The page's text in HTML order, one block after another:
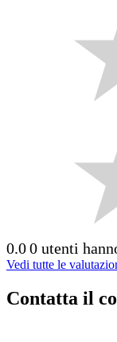
0.00 utenti
Vedi tutte le
Contatta il